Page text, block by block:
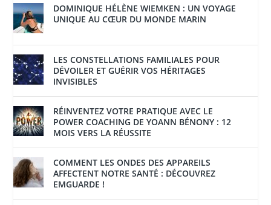
DOMINIQUE HÉLÈNE WIEMKEN : UN VOYAGE
UNIQUE AU CŒUR DU MONDE MARIN
LES CONSTELLATIONS FAMILIALES POUR
DÉVOILER ET GUÉRIR VOS HÉRITAGES
INVISIBLES
RÉINVENTEZ VOTRE PRATIQUE AVEC LE
POWER COACHING DE YOANN BÉNONY : 12
MOIS VERS LA RÉUSSITE
COMMENT LES ONDES DES APPAREILS
AFFECTENT NOTRE SANTÉ : DÉCOUVREZ
EMGUARDE !